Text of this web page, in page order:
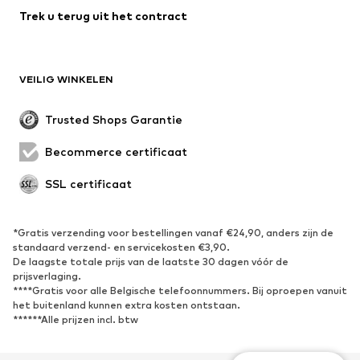
Speciale gelegenheden
Exclusief
SCHOENEN
Nieuw
Lage schoenen
Sportschoenen
Open schoenen
Sportkleding
Sporten
Sportschoenen
Sport Accessoires
Sportuitrusting
Fanzone
Trek u terug uit het contract
VEILIG WINKELEN
Trusted Shops Garantie
Becommerce certificaat
SSL certificaat
*Gratis verzending voor bestellingen vanaf €24,90, anders zijn de
standaard verzend- en servicekosten €3,90.
De laagste totale prijs van de laatste 30 dagen vóór de
prijsverlaging.
****Gratis voor alle Belgische telefoonnummers. Bij oproepen vanuit
het buitenland kunnen extra kosten ontstaan.
******Alle prijzen incl. btw